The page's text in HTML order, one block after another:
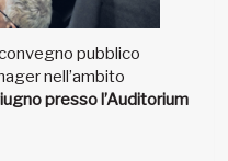
pubblico
nell’ambito
presso l’Auditorium